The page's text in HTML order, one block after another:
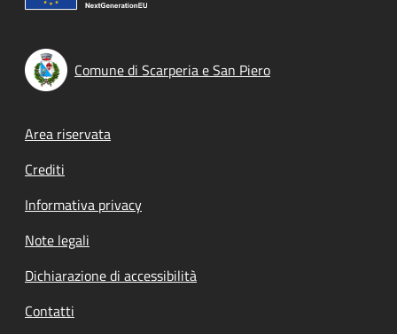
Comune di Scarperia e San Piero
Footer menu
Area riservata
Crediti
Informativa privacy
Note legali
Dichiarazione di accessibilità
Contatti